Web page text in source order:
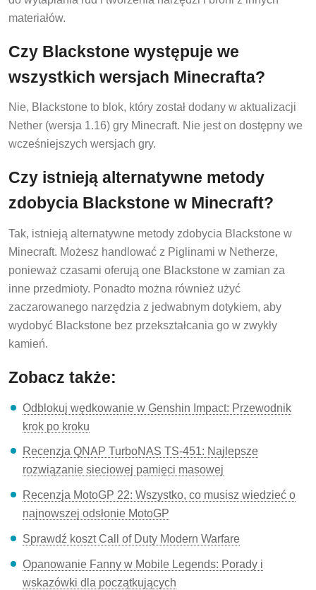
materiałów.
Czy Blackstone występuje we
wszystkich wersjach Minecrafta?
Nie, Blackstone to blok, który został dodany w aktualizacji
Nether (wersja 1.16) gry Minecraft. Nie jest on dostępny we
wcześniejszych wersjach gry.
Czy istnieją alternatywne metody
zdobycia Blackstone w Minecraft?
Tak, istnieją alternatywne metody zdobycia Blackstone w
Minecraft. Możesz handlować z Piglinami w Netherze,
ponieważ czasami oferują one Blackstone w zamian za
inne przedmioty. Ponadto można również użyć
zaczarowanego narzędzia z jedwabnym dotykiem, aby
wydobyć Blackstone bez przekształcania go w zwykły
kamień.
Zobacz także:
Odblokuj wędkowanie w Genshin Impact: Przewodnik
krok po kroku
Recenzja QNAP TurboNAS TS-451: Najlepsze
rozwiązanie sieciowej pamięci masowej
Recenzja MotoGP 22: Wszystko, co musisz wiedzieć o
najnowszej odsłonie MotoGP
Sprawdź koszt Call of Duty Modern Warfare
Opanowanie Fanny w Mobile Legends: Porady i
wskazówki dla początkujących